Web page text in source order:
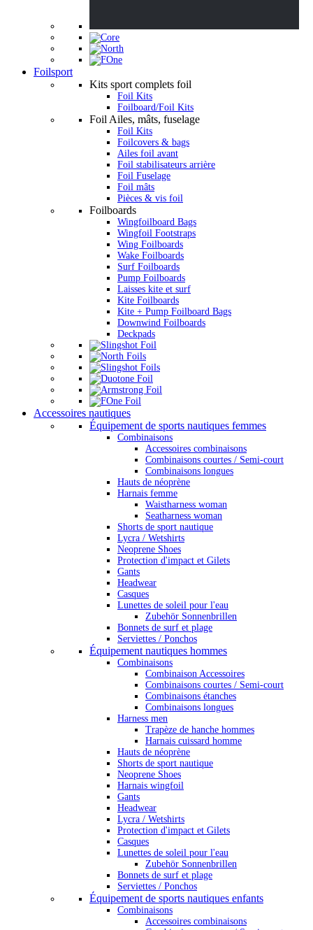
Foilsport
Kits sport complets foil
Foil Kits
Foilboard/Foil Kits
Foil Ailes, mâts, fuselage
Foil Kits
Foilcovers & bags
Ailes foil avant
Foil stabilisateurs arrière
Foil Fuselage
Foil mâts
Pièces & vis foil
Foilboards
Wingfoilboard Bags
Wingfoil Footstraps
Wing Foilboards
Wake Foilboards
Surf Foilboards
Pump Foilboards
Laisses kite et surf
Kite Foilboards
Kite + Pump Foilboard Bags
Downwind Foilboards
Deckpads
Accessoires nautiques
Équipement de sports nautiques femmes
Combinaisons
Accessoires combinaisons
Combinaisons courtes / Semi-court
Combinaisons longues
Hauts de néoprène
Harnais femme
Waistharness woman
Seatharness woman
Shorts de sport nautique
Lycra / Wetshirts
Neoprene Shoes
Protection d'impact et Gilets
Gants
Headwear
Casques
Lunettes de soleil pour l'eau
Zubehör Sonnenbrillen
Bonnets de surf et plage
Serviettes / Ponchos
Équipement nautiques hommes
Combinaisons
Combinaison Accessoires
Combinaisons courtes / Semi-court
Combinaisons étanches
Combinaisons longues
Harness men
Trapèze de hanche hommes
Harnais cuissard homme
Hauts de néoprène
Shorts de sport nautique
Neoprene Shoes
Harnais wingfoil
Gants
Headwear
Lycra / Wetshirts
Protection d'impact et Gilets
Casques
Lunettes de soleil pour l'eau
Zubehör Sonnenbrillen
Bonnets de surf et plage
Serviettes / Ponchos
Équipement de sports nautiques enfants
Combinaisons
Accessoires combinaisons